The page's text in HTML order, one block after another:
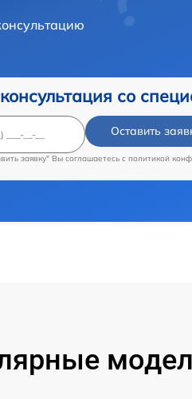
со
Оставить
заявку" Вы соглашаетесь c политикой